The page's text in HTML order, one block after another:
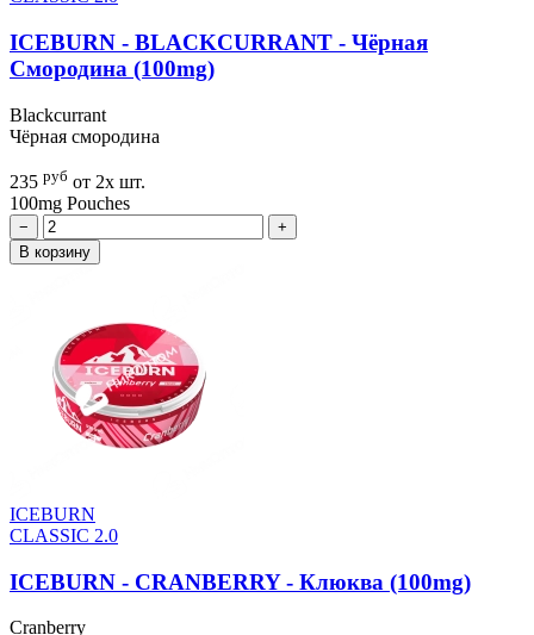
ICEBURN - BLACKCURRANT - Чёрная
Смородина (100mg)
Blackcurrant
Чёрная смородина
235 руб от 2х шт.
100mg Pouches
−
+
В корзину
ICEBURN
CLASSIC 2.0
ICEBURN - CRANBERRY - Клюква (100mg)
Cranberry